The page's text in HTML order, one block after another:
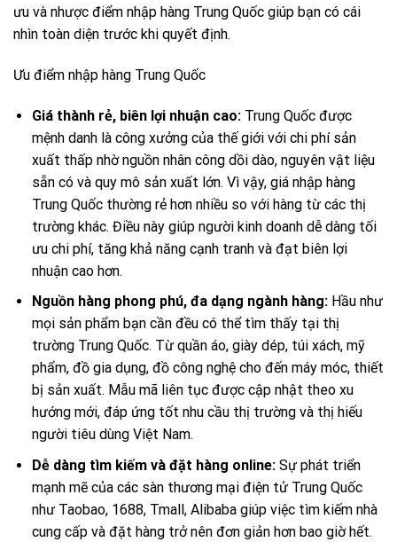
ưu và nhược điểm nhập hàng Trung Quốc giúp bạn có cái
nhìn toàn diện trước khi quyết định.
Ưu điểm nhập hàng Trung Quốc
Giá thành rẻ, biên lợi nhuận cao:Trung Quốc được
mệnh danh là công xưởng của thế giới với chi phí sản
xuất thấp nhờ nguồn nhân công dồi dào, nguyên vật liệu
sẵn có và quy mô sản xuất lớn. Vì vậy, giá nhập hàng
Trung Quốc thường rẻ hơn nhiều so với hàng từ các thị
trường khác. Điều này giúp người kinh doanh dễ dàng tối
ưu chi phí, tăng khả năng cạnh tranh và đạt biên lợi
nhuận cao hơn.
Nguồn hàng phong phú, đa dạng ngành hàng:Hầu như
mọi sản phẩm bạn cần đều có thể tìm thấy tại thị
trường Trung Quốc. Từ quần áo, giày dép, túi xách, mỹ
phẩm, đồ gia dụng, đồ công nghệ cho đến máy móc, thiết
bị sản xuất. Mẫu mã liên tục được cập nhật theo xu
hướng mới, đáp ứng tốt nhu cầu thị trường và thị hiếu
người tiêu dùng Việt Nam.
Dễ dàng tìm kiếm và đặt hàng online:Sự phát triển
mạnh mẽ của các sàn thương mại điện tử Trung Quốc
như Taobao, 1688, Tmall, Alibaba giúp việc tìm kiếm nhà
cung cấp và đặt hàng trở nên đơn giản hơn bao giờ hết.